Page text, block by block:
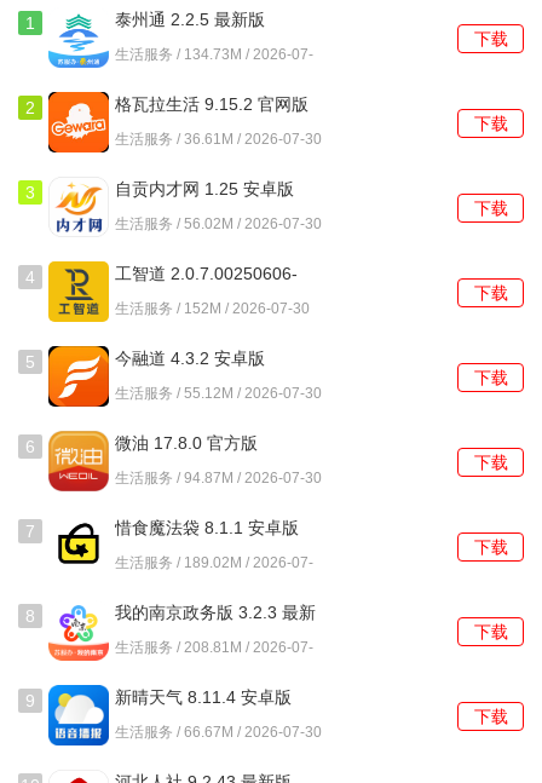
如何注册账户？
通过下载煤嘟嘟货运软件，点击注册按钮，按照提示填写相
关信息进行注册，完成后即可登录使用。
找不到合适的货源怎么办？
设置货源匹配提醒，系统会在有合适的货源时及时推送通
知，确保用户不错过任何机会。
运输过程中遇到问题，如何处理？
导，确保运输顺利进行。
进入我的订单页面，实时查看每个运输任务的状态更新，确
1 泰州通 2.2.5 最新版
生活服务 / 134.73M / 2026-07-
下载
2 格瓦拉生活 9.15.2 官网版
生活服务 / 36.61M / 2026-07-30
下载
3 自贡内才网 1.25 安卓版
生活服务 / 56.02M / 2026-07-30
下载
4
工智道 2.0.7.00250606-
202506060 安卓版
生活服务 / 152M / 2026-07-30
下载
5 今融道 4.3.2 安卓版
生活服务 / 55.12M / 2026-07-30
下载
6 微油 17.8.0 官方版
生活服务 / 94.87M / 2026-07-30
下载
7 惜食魔法袋 8.1.1 安卓版
生活服务 / 189.02M / 2026-07-
下载
8
我的南京政务版 3.2.3 最新
版
生活服务 / 208.81M / 2026-07-
下载
9 新晴天气 8.11.4 安卓版
生活服务 / 66.67M / 2026-07-30
下载